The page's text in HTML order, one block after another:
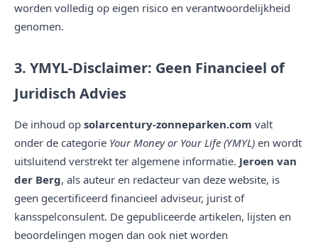
worden volledig op eigen risico en verantwoordelijkheid
genomen.
3. YMYL-Disclaimer: Geen Financieel of
Juridisch Advies
De inhoud op solarcentury-zonneparken.com valt
onder de categorie Your Money or Your Life (YMYL) en wordt
uitsluitend verstrekt ter algemene informatie. Jeroen van
der Berg, als auteur en redacteur van deze website, is
geen gecertificeerd financieel adviseur, jurist of
kansspelconsulent. De gepubliceerde artikelen, lijsten en
beoordelingen mogen dan ook niet worden